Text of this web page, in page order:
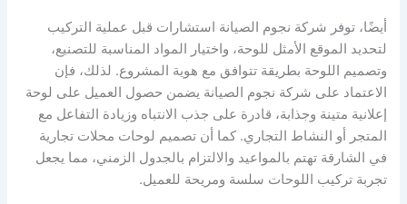
أيضًا، توفر شركة نجوم الصيانة استشارات قبل عملية التركيب
لتحديد الموقع الأمثل للوحة، واختيار المواد المناسبة للتصنيع،
وتصميم اللوحة بطريقة تتوافق مع هوية المشروع. لذلك، فإن
الاعتماد على شركة نجوم الصيانة يضمن حصول العميل على لوحة
إعلانية متينة وجذابة، قادرة على جذب الانتباه وزيادة التفاعل مع
المتجر أو النشاط التجاري. كما أن تصميم لوحات محلات تجارية
في الشارقة تهتم بالمواعيد والالتزام بالجدول الزمني، مما يجعل
تجربة تركيب اللوحات سلسة ومريحة للعميل.